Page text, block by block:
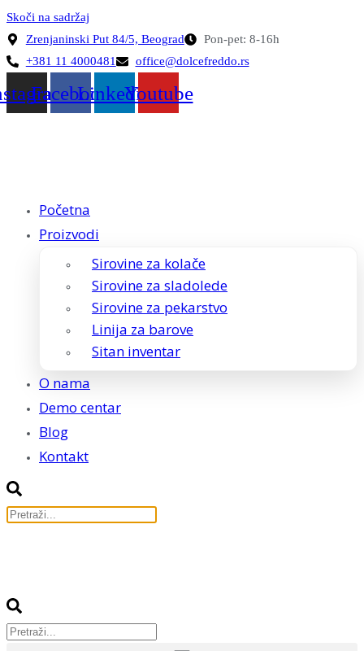
Skoči na sadržaj
Zrenjaninski Put 84/5, Beograd
Pon-pet: 8-16h
+381 11 4000481
office@dolcefreddo.rs
FacebookLinkedinYoutube
Početna
Proizvodi
Sirovine za kolače
Sirovine za sladolede
Sirovine za pekarstvo
Linija za barove
Sitan inventar
O nama
Demo centar
Blog
Kontakt